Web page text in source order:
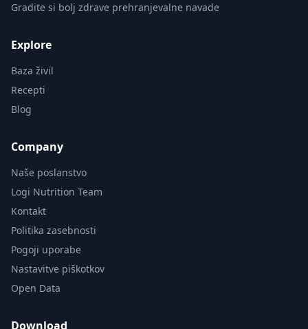
Gradite si bolj zdrave prehranjevalne navade
Explore
Baza živil
Recepti
Blog
Company
Naše poslanstvo
Logi Nutrition Team
Kontakt
Politika zasebnosti
Pogoji uporabe
Nastavitve piškotkov
Open Data
Download